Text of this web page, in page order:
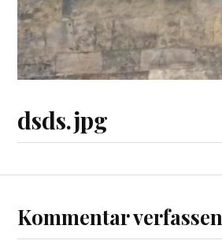
dsds.jpg
Kommentar verfassen